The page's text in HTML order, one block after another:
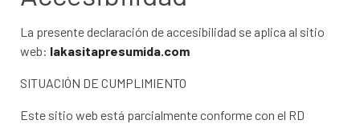
La presente declaración de accesibilidad se aplica al sitio
web: lakasitapresumida.com
SITUACIÓN DE CUMPLIMIENTO
Este sitio web está parcialmente conforme con el RD